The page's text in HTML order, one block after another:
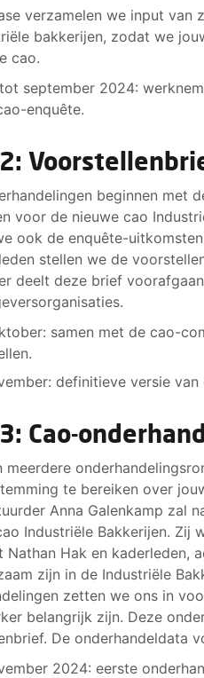
verzamelen we input van
bakkerijen, zodat we
cao.
september 2024:
enquête.
beginnen met
voor de nieuwe cao
ook de enquête-
stellen we de
deelt deze brief
samen met de cao-
definitieve versie
Cao-
meerdere
te bereiken over
Anna Galenkamp zal
Industriële Bakkerijen. Zij
Nathan Hak en kaderleden,
zijn in de Industriële
zetten we ons in
belangrijk zijn. Deze
De onderhandeldata
2024: eerste